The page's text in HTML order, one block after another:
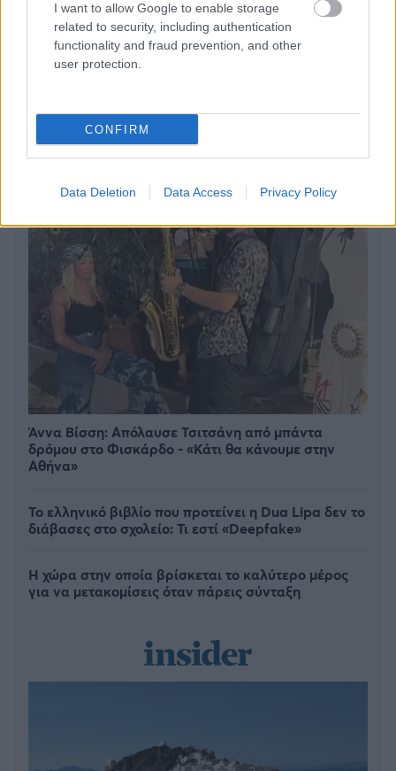
I want to allow Google to enable storage
related to security, including authentication
functionality and fraud prevention, and other
user protection.
CONFIRM
Data Deletion Data Access Privacy Policy
Το καλά κρυμμένο μυστικό της Κρήτης: Το φαράγγι
των Αγίων και η μαγευτική παραλία στο Λιβυκό
Άννα Βίσση: Απόλαυσε Τσιτσάνη από μπάντα
δρόμου στο Φισκάρδο - «Κάτι θα κάνουμε στην
Αθήνα»
Το ελληνικό βιβλίο που προτείνει η Dua Lipa δεν το
διάβασες στο σχολείο: Τι εστί «Deepfake»
Η χώρα στην οποία βρίσκεται το καλύτερο μέρος
για να μετακομίσεις όταν πάρεις σύνταξη